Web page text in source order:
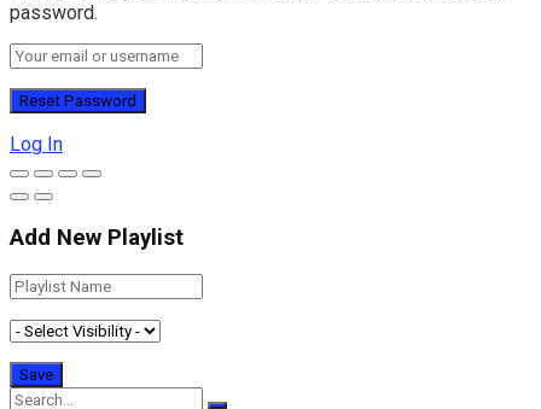
password.
Log In
Add New Playlist